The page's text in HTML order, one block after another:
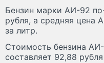
Бензин марки АИ-92
рубля, а средняя цена
за литр.
Стоимость бензина
составляет 92,88